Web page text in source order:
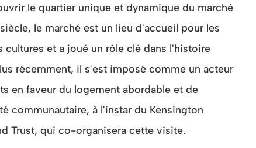
le quartier unique et dynamique du marché
le marché est un lieu d'accueil pour les
cultures et a joué un rôle clé dans l'histoire
récemment, il s'est imposé comme un acteur
en faveur du logement abordable et de
communautaire, à l'instar du Kensington
Trust, qui co-organisera cette visite.